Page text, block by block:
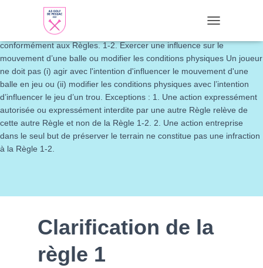
Règle 1 (Le Jeu) et Décisions 1-1. Règle générale Le Jeu de Golf
consiste à jouer une balle avec un club depuis l'aire de départ jusque
dans le trou en la frappant d'un coup ou de coups successifs
conformément aux Règles. 1-2. Exercer une influence sur le
mouvement d’une balle ou modifier les conditions physiques Un joueur
ne doit pas (i) agir avec l'intention d'influencer le mouvement d'une
balle en jeu ou (ii) modifier les conditions physiques avec l’intention
d’influencer le jeu d’un trou. Exceptions : 1. Une action expressément
autorisée ou expressément interdite par une autre Règle relève de
cette autre Règle et non de la Règle 1-2. 2. Une action entreprise
dans le seul but de préserver le terrain ne constitue pas une infraction
à la Règle 1-2.
Clarification de la
règle 1